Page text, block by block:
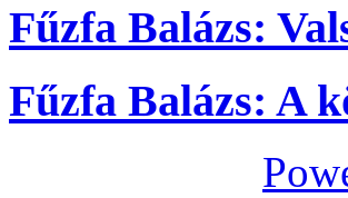
Fűzfa Balázs:
Fűzfa Balázs: A